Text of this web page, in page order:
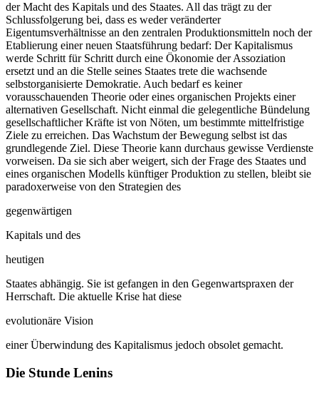
der Macht des Kapitals und des Staates. All das trägt zu der
Schlussfolgerung bei, dass es weder veränderter
Eigentumsverhältnisse an den zentralen Produktionsmitteln noch der
Etablierung einer neuen Staatsführung bedarf: Der Kapitalismus
werde Schritt für Schritt durch eine Ökonomie der Assoziation
ersetzt und an die Stelle seines Staates trete die wachsende
selbstorganisierte Demokratie. Auch bedarf es keiner
vorausschauenden Theorie oder eines organischen Projekts einer
alternativen Gesellschaft. Nicht einmal die gelegentliche Bündelung
gesellschaftlicher Kräfte ist von Nöten, um bestimmte mittelfristige
Ziele zu erreichen. Das Wachstum der Bewegung selbst ist das
grundlegende Ziel. Diese Theorie kann durchaus gewisse Verdienste
vorweisen. Da sie sich aber weigert, sich der Frage des Staates und
eines organischen Modells künftiger Produktion zu stellen, bleibt sie
paradoxerweise von den Strategien des
gegenwärtigen
Kapitals und des
heutigen
Staates abhängig. Sie ist gefangen in den Gegenwartspraxen der
Herrschaft. Die aktuelle Krise hat diese
evolutionäre Vision
einer Überwindung des Kapitalismus jedoch obsolet gemacht.
Die Stunde Lenins